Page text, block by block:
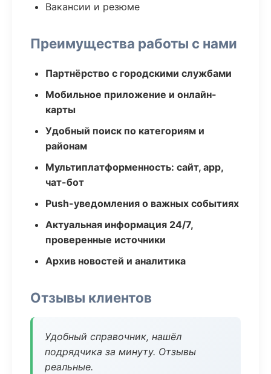
Вакансии и резюме
Преимущества работы с нами
Партнёрство с городскими службами
Мобильное приложение и онлайн-
карты
Удобный поиск по категориям и
районам
Мультиплатформенность: сайт, app,
чат-бот
Push-уведомления о важных событиях
Актуальная информация 24/7,
проверенные источники
Архив новостей и аналитика
Отзывы клиентов
Удобный справочник, нашёл
подрядчика за минуту. Отзывы
реальные.